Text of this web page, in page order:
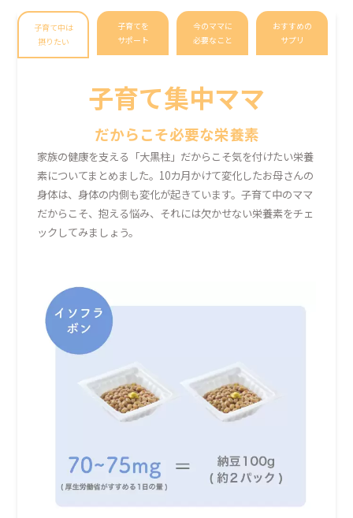
子育て中は
摂りたい
子育てを
サポート
今のママに
必要なこと
おすすめの
サプリ
子育て集中ママ
だからこそ必要な栄養素
家族の健康を支える「大黒柱」だからこそ気を付けたい栄養
素についてまとめました。10カ月かけて変化したお母さんの
身体は、身体の内側も変化が起きています。子育て中のママ
だからこそ、抱える悩み、それには欠かせない栄養素をチェ
ックしてみましょう。